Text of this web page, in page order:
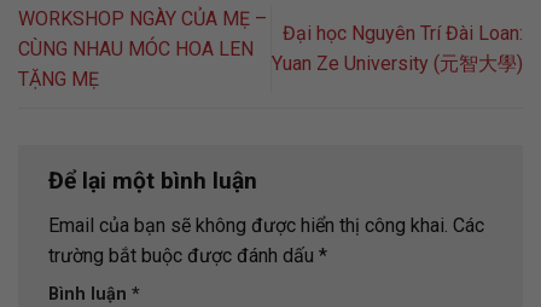
WORKSHOP NGÀY CỦA MẸ –
CÙNG NHAU MÓC HOA LEN
TẶNG MẸ
Đại học Nguyên Trí Đài Loan:
Yuan Ze University (元智大學)
Để lại một bình luận
Email của bạn sẽ không được hiển thị công khai. Các
trường bắt buộc được đánh dấu *
Bình luận *